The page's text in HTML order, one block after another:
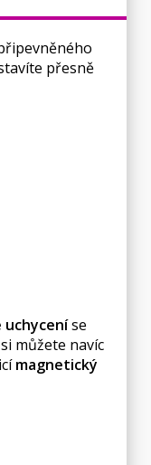
přesně
uchyceníse
můžete navíc
magnetický